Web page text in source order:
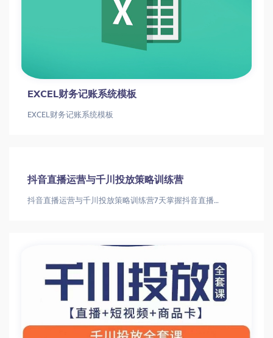
EXCEL财务记账系统模板
EXCEL财务记账系统模板
抖音直播运营与千川投放策略训练营
抖音直播运营与千川投放策略训练营7天掌握抖音直播运营与千川投放核心技巧实战指南抖音直播运营|千川投放|直播带货技巧